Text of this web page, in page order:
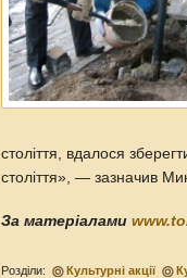
століття, вдалося
століття», — зазначив
За матеріалами
Розділи: Культурні акції